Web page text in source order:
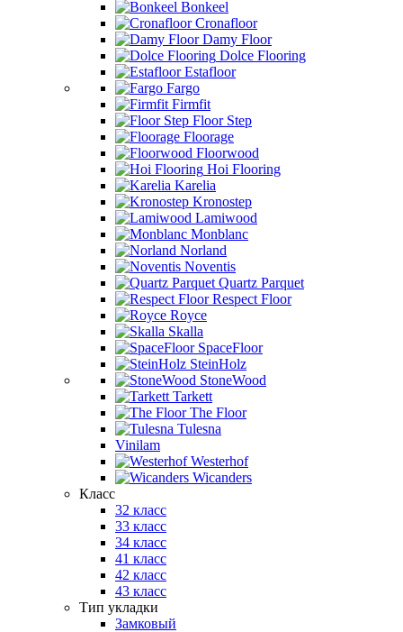
Bonkeel
Cronafloor
Damy Floor
Dolce Flooring
Estafloor
Fargo
Firmfit
Floor Step
Floorage
Floorwood
Hoi Flooring
Karelia
Kronostep
Lamiwood
Monblanc
Norland
Noventis
Quartz Parquet
Respect Floor
Royce
Skalla
SpaceFloor
SteinHolz
StoneWood
Tarkett
The Floor
Tulesna
Vinilam
Westerhof
Wicanders
Класс
32 класс
33 класс
34 класс
41 класс
42 класс
43 класс
Тип укладки
Замковый